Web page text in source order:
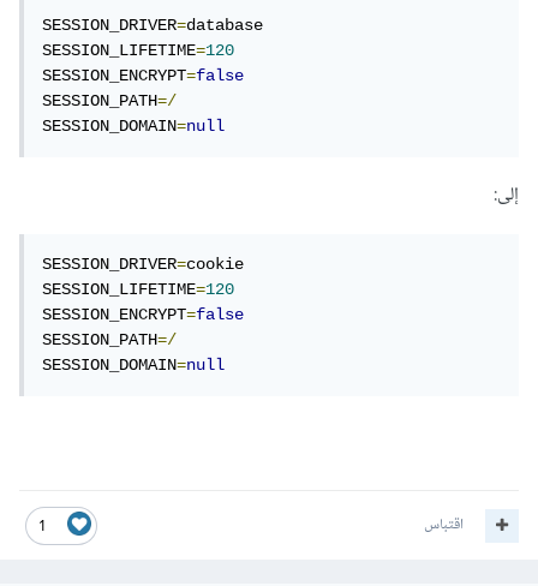
SESSION_DRIVER=database
SESSION_LIFETIME=120
SESSION_ENCRYPT=false
SESSION_PATH=/
SESSION_DOMAIN=null
إلى:
SESSION_DRIVER=cookie
SESSION_LIFETIME=120
SESSION_ENCRYPT=false
SESSION_PATH=/
SESSION_DOMAIN=null
1 اقتباس